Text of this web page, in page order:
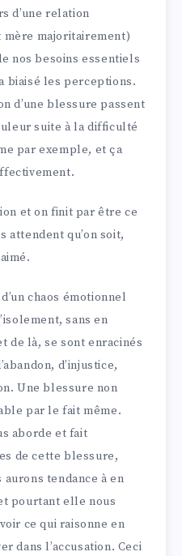
d’une relation
majoritairement)
nos besoins essentiels
biaisé les perceptions.
d’une blessure passent
suite à la difficulté
par exemple, et ça
et on finit par être ce
attendent qu’on soit,
chaos émotionnel
sans en
de là, se sont enracinés
d’injustice,
Une blessure non
par le fait même.
aborde et fait
de cette blessure,
aurons tendance à en
pourtant elle nous
ce qui raisonne en
dans l’accusation. Ceci